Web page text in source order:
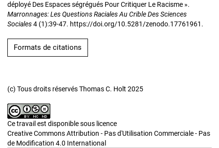
déployé Des Espaces ségrégués Pour Critiquer Le Racisme ».
Marronnages: Les Questions Raciales Au Crible Des Sciences
Sociales4 (1):39-47. https://doi.org/10.5281/zenodo.17761961.
Formats de citations
(c) Tous droits réservés Thomas C. Holt 2025
Ce travail est disponible sous licence
Creative Commons Attribution - Pas d'Utilisation Commerciale - Pas
de Modification 4.0 International